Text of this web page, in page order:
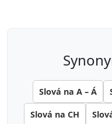
Slová na A – Á
Slová na CH